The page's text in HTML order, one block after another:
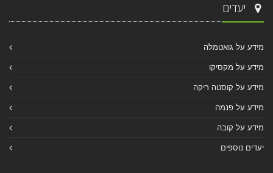
יעדים
מידע על גואטמלה
מידע על מקסיקו
מידע על קוסטה ריקה
מידע על פנמה
מידע על קובה
יעדים נוספים